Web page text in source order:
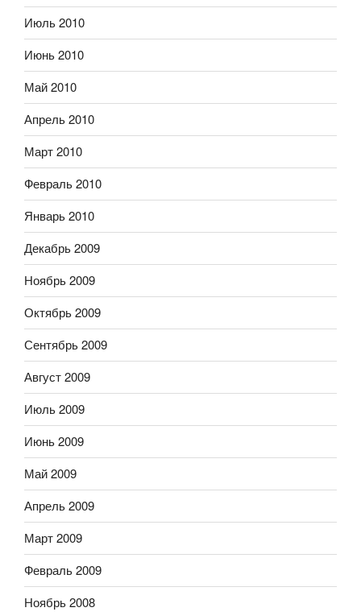
Июль 2010
Июнь 2010
Май 2010
Апрель 2010
Март 2010
Февраль 2010
Январь 2010
Декабрь 2009
Ноябрь 2009
Октябрь 2009
Сентябрь 2009
Август 2009
Июль 2009
Июнь 2009
Май 2009
Апрель 2009
Март 2009
Февраль 2009
Ноябрь 2008